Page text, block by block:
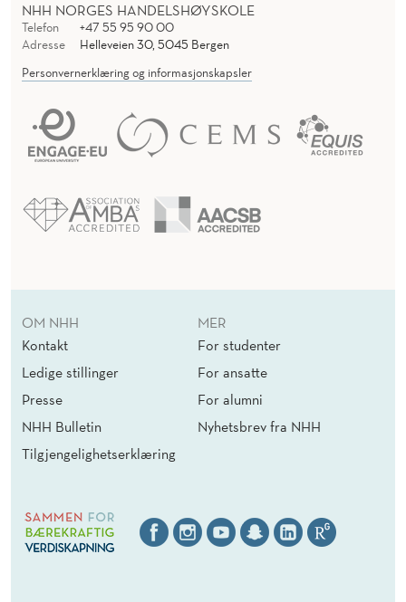
NHH NORGES HANDELSHØYSKOLE
Telefon
+47 55 95 90 00
Adresse
Helleveien 30, 5045 Bergen
Personvernerklæring og informasjonskapsler
OM NHH
Kontakt
Ledige stillinger
Presse
NHH Bulletin
Tilgjengelighetserklæring
MER
For studenter
For ansatte
For alumni
Nyhetsbrev fra NHH